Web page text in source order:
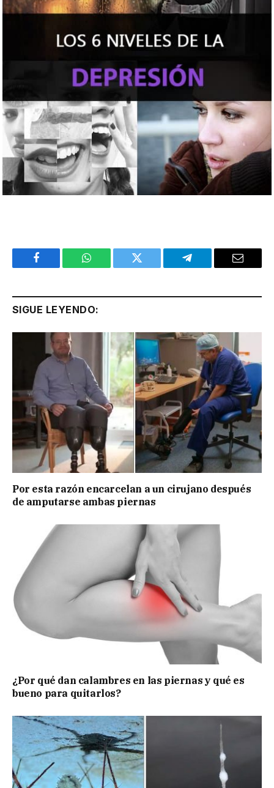
Facebook WhatsApp Twitter Telegram Email
SIGUE LEYENDO:
Por esta razón encarcelan a un cirujano después
de amputarse ambas piernas
¿Por qué dan calambres en las piernas y qué es
bueno para quitarlos?